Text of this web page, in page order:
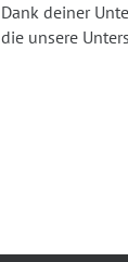
Dank deiner
die unsere